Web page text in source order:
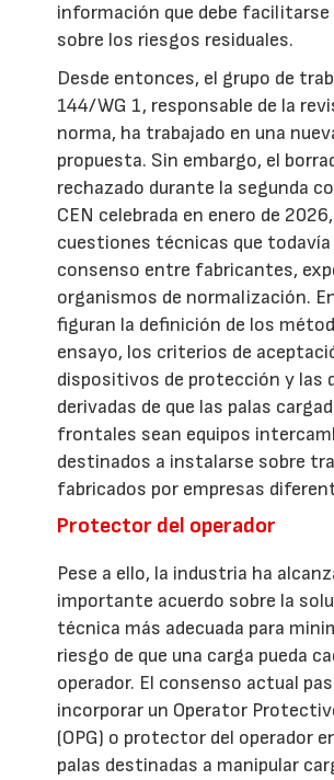
información que debe facilitarse
sobre los riesgos residuales.
Desde entonces, el grupo de
144/WG 1, responsable de la
norma, ha trabajado en una
propuesta. Sin embargo, el
rechazado durante la segunda
CEN celebrada en enero de
cuestiones técnicas que todavía
consenso entre fabricantes,
organismos de normalización.
figuran la definición de los
ensayo, los criterios de
dispositivos de protección y las
derivadas de que las palas
frontales sean equipos
destinados a instalarse sobre
fabricados por empresas
Protector del operador
Pese a ello, la industria ha
importante acuerdo sobre la
técnica más adecuada para
riesgo de que una carga pueda
operador. El consenso actual
incorporar un Operator
(OPG) o protector del operador
palas destinadas a manipular